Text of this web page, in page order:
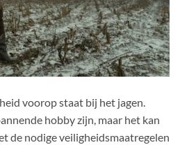
voorop staat bij het jagen.
hobby zijn, maar het kan
de nodige veiligheidsmaatregelen